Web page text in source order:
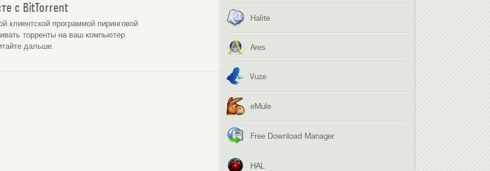
с BitTorrent
клиентской программой пиринговой
торренты на ваш компьютер.
дальше.
Halite
Ares
Vuze
eMule
Free Download Manager
HAL